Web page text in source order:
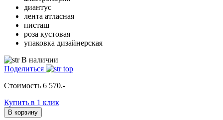
диантус
лента атласная
писташ
роза кустовая
упаковка дизайнерская
В наличии
Поделиться
Стоимость 6 570.-
Купить в 1 клик
В корзину